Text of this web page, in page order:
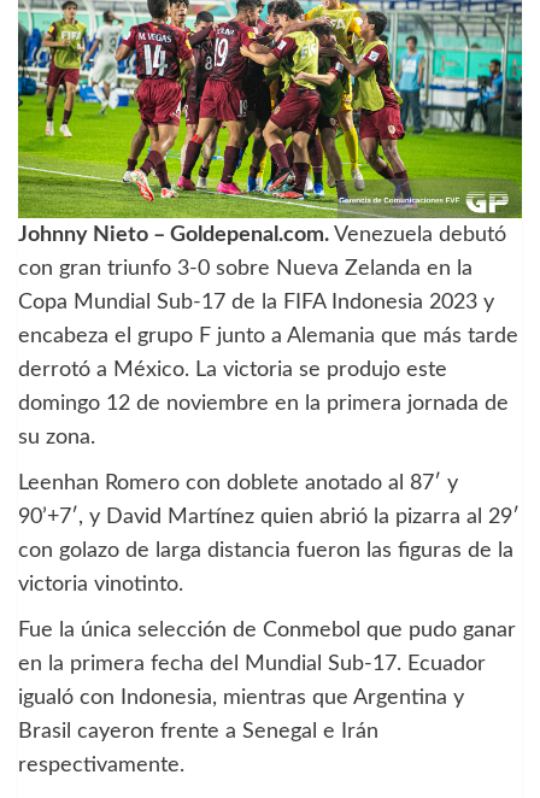
Johnny Nieto – Goldepenal.com. Venezuela debutó
con gran triunfo 3-0 sobre Nueva Zelanda en la
Copa Mundial Sub-17 de la FIFA Indonesia 2023 y
encabeza el grupo F junto a Alemania que más tarde
derrotó a México. La victoria se produjo este
domingo 12 de noviembre en la primera jornada de
su zona.
Leenhan Romero con doblete anotado al 87′ y
90’+7′, y David Martínez quien abrió la pizarra al 29′
con golazo de larga distancia fueron las figuras de la
victoria vinotinto.
Fue la única selección de Conmebol que pudo ganar
en la primera fecha del Mundial Sub-17. Ecuador
igualó con Indonesia, mientras que Argentina y
Brasil cayeron frente a Senegal e Irán
respectivamente.